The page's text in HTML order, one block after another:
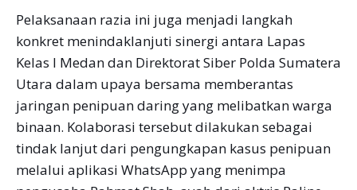
Pelaksanaan razia ini juga menjadi langkah
konkret menindaklanjuti sinergi antara Lapas
Kelas I Medan dan Direktorat Siber Polda Sumatera
Utara dalam upaya bersama memberantas
jaringan penipuan daring yang melibatkan warga
binaan. Kolaborasi tersebut dilakukan sebagai
tindak lanjut dari pengungkapan kasus penipuan
melalui aplikasi WhatsApp yang menimpa